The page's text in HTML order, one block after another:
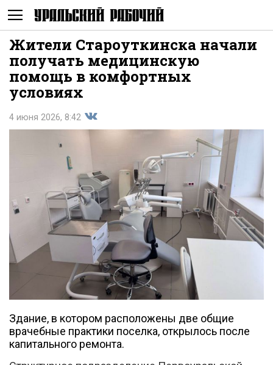
Не
показывать
Жители Староуткинска начали
получать медицинскую
помощь в комфортных
условиях
4 июня 2026, 8:42
Поделиться
во
Здание, в котором расположены две общие
врачебные практики поселка, открылось после
капитального ремонта.